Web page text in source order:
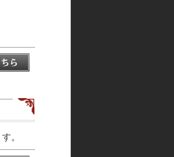
。